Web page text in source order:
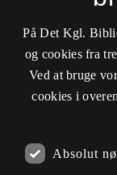
Åbningstider
På Det Kgl.
og cookies fra
Ved at bruge
cookies i
Absolut